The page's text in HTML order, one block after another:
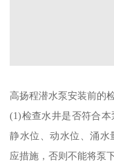
高扬程潜水泵安装前的
(1)检查水井是否符合
静水位、动水位、涌水
应措施，否则不能将泵下